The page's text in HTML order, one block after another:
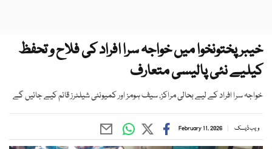
خیبر پختونخوا میں خواجہ سرا افراد کی فلاح و تحفظ
کیلیے نئی پالیسی متعارف
خواجہ سرا افراد کے لیے بحالی مراکز، سیف ہومز اور کمیونٹی شیلٹرز قائم کیے جائیں گے
ویب ڈیسک February 11, 2026